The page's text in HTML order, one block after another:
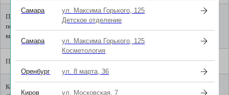
Прием (осмотр, консультация) врача-офтальмолога
повторный до 14 дней (авторефрактометрия,
визометрия, консультация врача-офтальмолога)
Промывание детских слезных путей (1 глаз) 1 500
Консультация врача-офтальмолога Мавлони Р.А.
Самара
ул. Максима Горького, 125
Детское отделение
Самара
ул. Максима Горького, 125
Косметология
Оренбург ул. 8 марта, 36
Киров ул. Московская, 7